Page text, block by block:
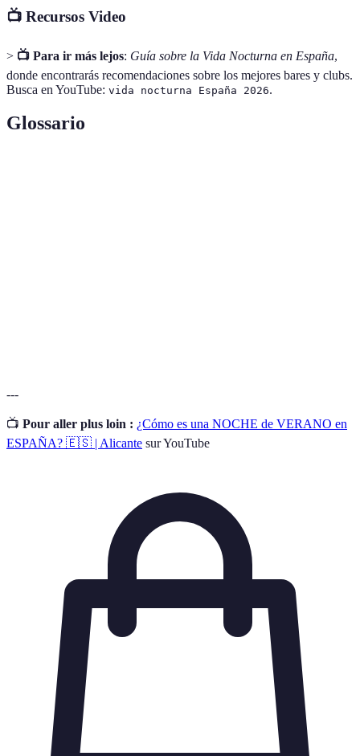
📺 Recursos Video
> 📺 Para ir más lejos: Guía sobre la Vida Nocturna en España,
donde encontrarás recomendaciones sobre los mejores bares y clubs.
Busca en YouTube: vida nocturna España 2026.
Glossario
---
📺 Pour aller plus loin : ¿Cómo es una NOCHE de VERANO en
ESPAÑA? 🇪🇸 | Alicante sur YouTube